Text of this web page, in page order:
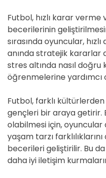
Futbol, hızlı karar
becerilerinin
sırasında oyuncular,
anında stratejik kararlar
stres altında nasıl
öğrenmelerine yardımcı
Futbol, farklı
gençleri bir araya getirir.
olabilmesi için, oyuncular
yaşam tarzı
becerileri geliştirilir. Bu
daha iyi iletişim